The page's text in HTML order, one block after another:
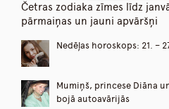
Četras zodiaka zīmes līdz
pārmaiņas un jauni apvāršņi
Nedēļas horoskops: 21. –
Mumiņš, princese Diāna
bojā autoavārijās